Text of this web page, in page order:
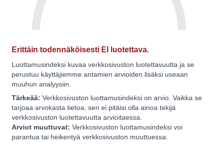
Erittäin todennäköisesti EI luotettava.
Luottamusindeksi kuvaa verkkosivuston luotettavuutta ja se
perustuu käyttäjiemme antamien arvioiden lisäksi useaan
muuhun analyysiin.
Tärkeää: Verkkosivuston luottamusindeksi on arvio. Vaikka se
tarjoaa arvokasta tietoa, sen ei pitäisi olla ainoa tekijä
verkkosivuston luotettavuutta arvioitaessa.
Arviot muuttuvat: Verkkosivuston luottamusindeksi voi
parantua tai heikentyä verkkosivuston muuttuessa.